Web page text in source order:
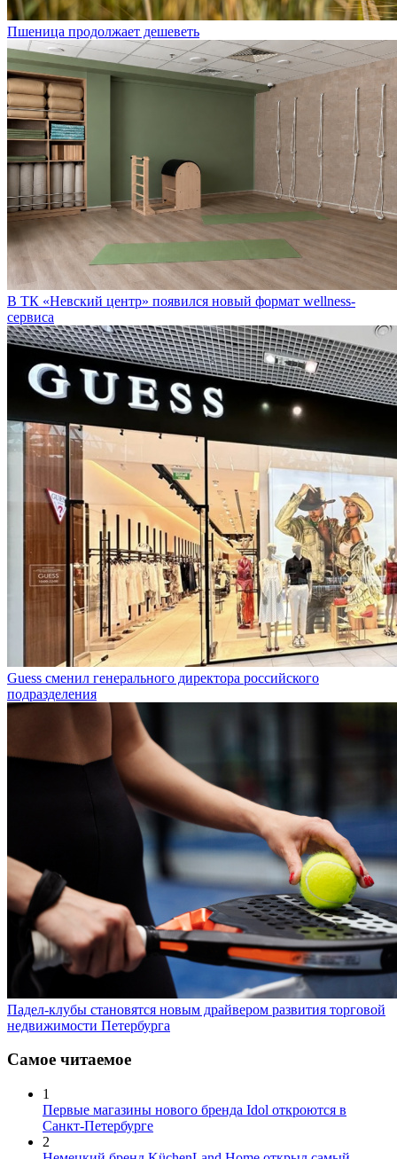
Пшеница продолжает дешеветь
В ТК «Невский центр» появился новый формат wellness-
сервиса
Guess сменил генерального директора российского
подразделения
Падел-клубы становятся новым драйвером развития торговой
недвижимости Петербурга
Самое читаемое
1
Первые магазины нового бренда Idol откроются в
Санкт-Петербурге
2
Немецкий бренд KüchenLand Home открыл самый